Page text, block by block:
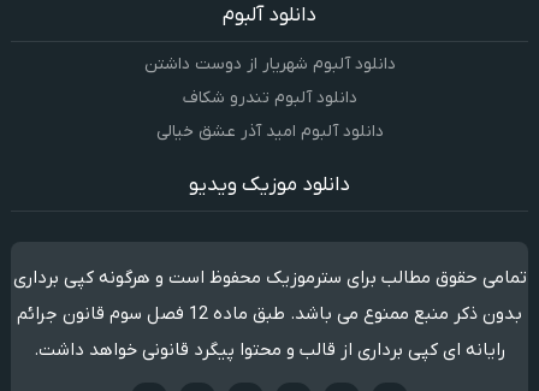
دانلود آلبوم
دانلود آلبوم شهریار از دوست داشتن
دانلود آلبوم تندرو شکاف
دانلود آلبوم امید آذر عشق خیالی
دانلود موزیک ویدیو
تمامی حقوق مطالب برای سترموزیک محفوظ است و هرگونه کپی برداری
بدون ذکر منبع ممنوع می باشد. طبق ماده 12 فصل سوم قانون جرائم
رایانه ای کپی برداری از قالب و محتوا پیگرد قانونی خواهد داشت.